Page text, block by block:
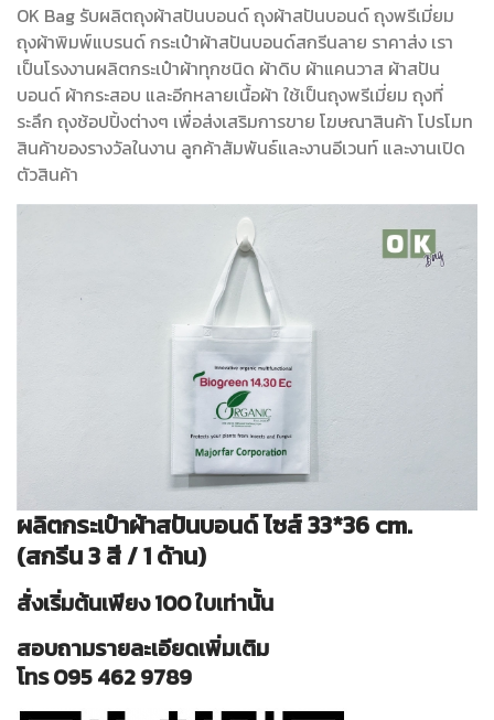
OK Bag รับผลิตถุงผ้าสปันบอนด์ถุงผ้าสปันบอนด์ ถุงพรีเมี่ยม
ถุงผ้าพิมพ์แบรนด์ กระเป๋าผ้าสปันบอนด์สกรีนลาย ราคาส่ง เรา
เป็นโรงงานผลิตกระเป๋าผ้าทุกชนิด ผ้าดิบ ผ้าแคนวาส ผ้าสปัน
บอนด์ ผ้ากระสอบ และอีกหลายเนื้อผ้า ใช้เป็นถุงพรีเมี่ยม ถุงที่
ระลึก ถุงช้อปปิ้งต่างๆ เพื่อส่งเสริมการขาย โฆษณาสินค้า โปรโมท
สินค้าของรางวัลในงาน ลูกค้าสัมพันธ์และงานอีเวนท์ และงานเปิด
ตัวสินค้า
ผลิตกระเป๋าผ้าสปันบอนด์ ไซส์ 33*36 cm.
(สกรีน 3 สี / 1 ด้าน)
สั่งเริ่มต้นเพียง 100 ใบเท่านั้น
สอบถามรายละเอียดเพิ่มเติม
โทร 095 462 9789